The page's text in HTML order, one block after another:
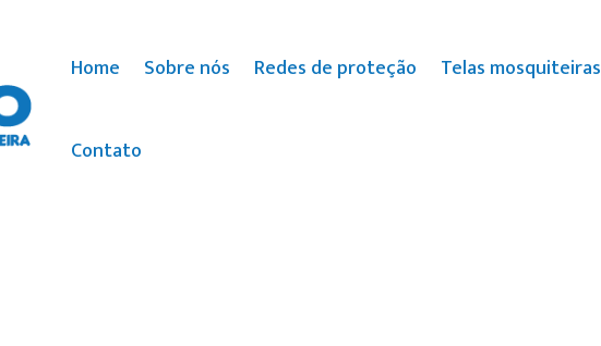
Home Sobre nós Redes de proteção Telas mosquiteiras
Contato